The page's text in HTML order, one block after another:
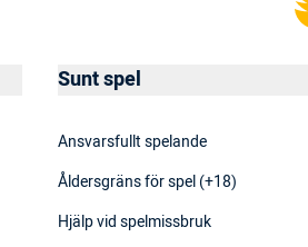
Sunt spel
Ansvarsfullt spelande
Åldersgräns för spel (+18)
Hjälp vid spelmissbruk